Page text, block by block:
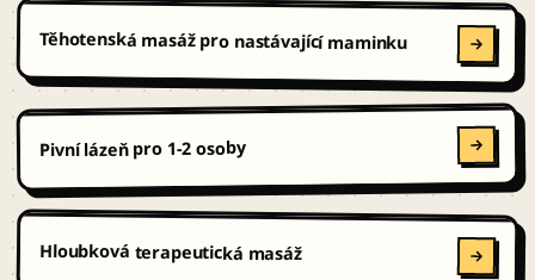
Těhotenská masáž pro nastávající maminku
Pivní lázeň pro 1-2 osoby
Hloubková terapeutická masáž